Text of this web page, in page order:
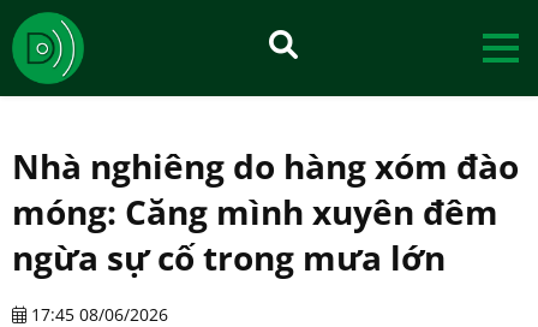
Nhà nghiêng do hàng xóm đào
móng: Căng mình xuyên đêm
ngừa sự cố trong mưa lớn
17:45 08/06/2026